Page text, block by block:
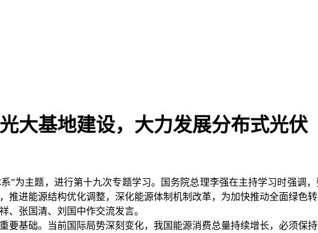
大基地建设，大力发展分布式光伏
”为主题，进行第十九次专题学习。国务院总理李强在主持学习时强调
进能源结构优化调整，深化能源体制机制改革，为加快推动全面绿色
、张国清、刘国中作交流发言。
基础。当前国际局势深刻变化，我国能源消费总量持续增长，必须保